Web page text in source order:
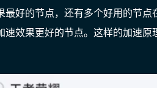
最好的节点，还有多个好用的节
速效果更好的节点。这样的加速